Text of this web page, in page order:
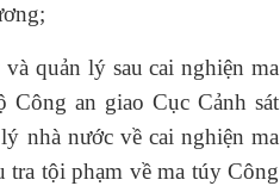
quản lý sau cai nghiện ma
an giao Cục Cảnh sát
nhà nước về cai nghiện ma
tra tội phạm về ma túy Công